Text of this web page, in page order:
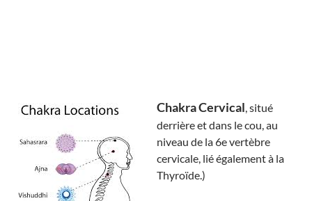
Chakra Cervical, situé
derrière et dans le cou, au
niveau de la 6e vertèbre
cervicale, lié également à la
Thyroïde.)